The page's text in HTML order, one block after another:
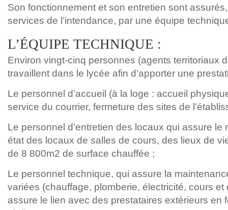
Son fonctionnement et son entretien sont
services de l’intendance, par une équipe
L’ÉQUIPE TECHNIQUE :
Environ vingt-cinq personnes (agents territoriaux
travaillent dans le lycée afin d’apporter une
Le personnel d’accueil (à la loge : accueil
service du courrier, fermeture des sites de
Le personnel d’entretien des locaux qui assure le
état des locaux de salles de cours, des lieux de
de 8 800m2 de surface chauffée ;
Le personnel technique, qui assure la
variées (chauffage, plomberie, électricité, cours
assure le lien avec des prestataires extérieurs en